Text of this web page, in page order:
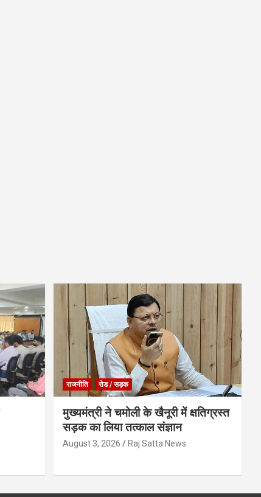
राजनीति रोड / सड़क
मुख्यमंत्री ने चमोली के खैनूरी में क्षतिग्रस्त
सड़क का लिया तत्काल संज्ञान
August 3, 2026 Raj Satta News